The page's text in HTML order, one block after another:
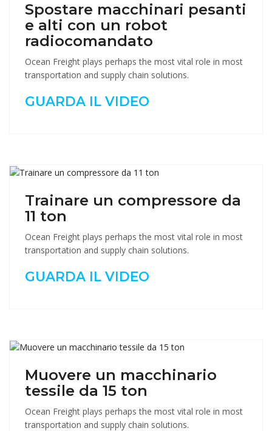
Spostare macchinari pesanti
e alti con un robot
radiocomandato
Ocean Freight plays perhaps the most vital role in most
transportation and supply chain solutions.
GUARDA IL VIDEO
Trainare un compressore da
11 ton
Ocean Freight plays perhaps the most vital role in most
transportation and supply chain solutions.
GUARDA IL VIDEO
Muovere un macchinario
tessile da 15 ton
Ocean Freight plays perhaps the most vital role in most
transportation and supply chain solutions.